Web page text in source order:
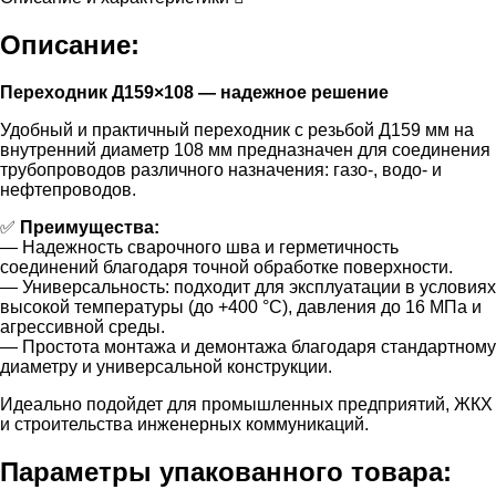
Описание:
Переходник Д159×108 — надежное решение
Удобный и практичный переходник с резьбой Д159 мм на
внутренний диаметр 108 мм предназначен для соединения
трубопроводов различного назначения: газо-, водо- и
нефтепроводов.
✅ Преимущества:
— Надежность сварочного шва и герметичность
соединений благодаря точной обработке поверхности.
— Универсальность: подходит для эксплуатации в условиях
высокой температуры (до +400 °C), давления до 16 МПа и
агрессивной среды.
— Простота монтажа и демонтажа благодаря стандартному
диаметру и универсальной конструкции.
Идеально подойдет для промышленных предприятий, ЖКХ
и строительства инженерных коммуникаций.
Параметры упакованного товара: